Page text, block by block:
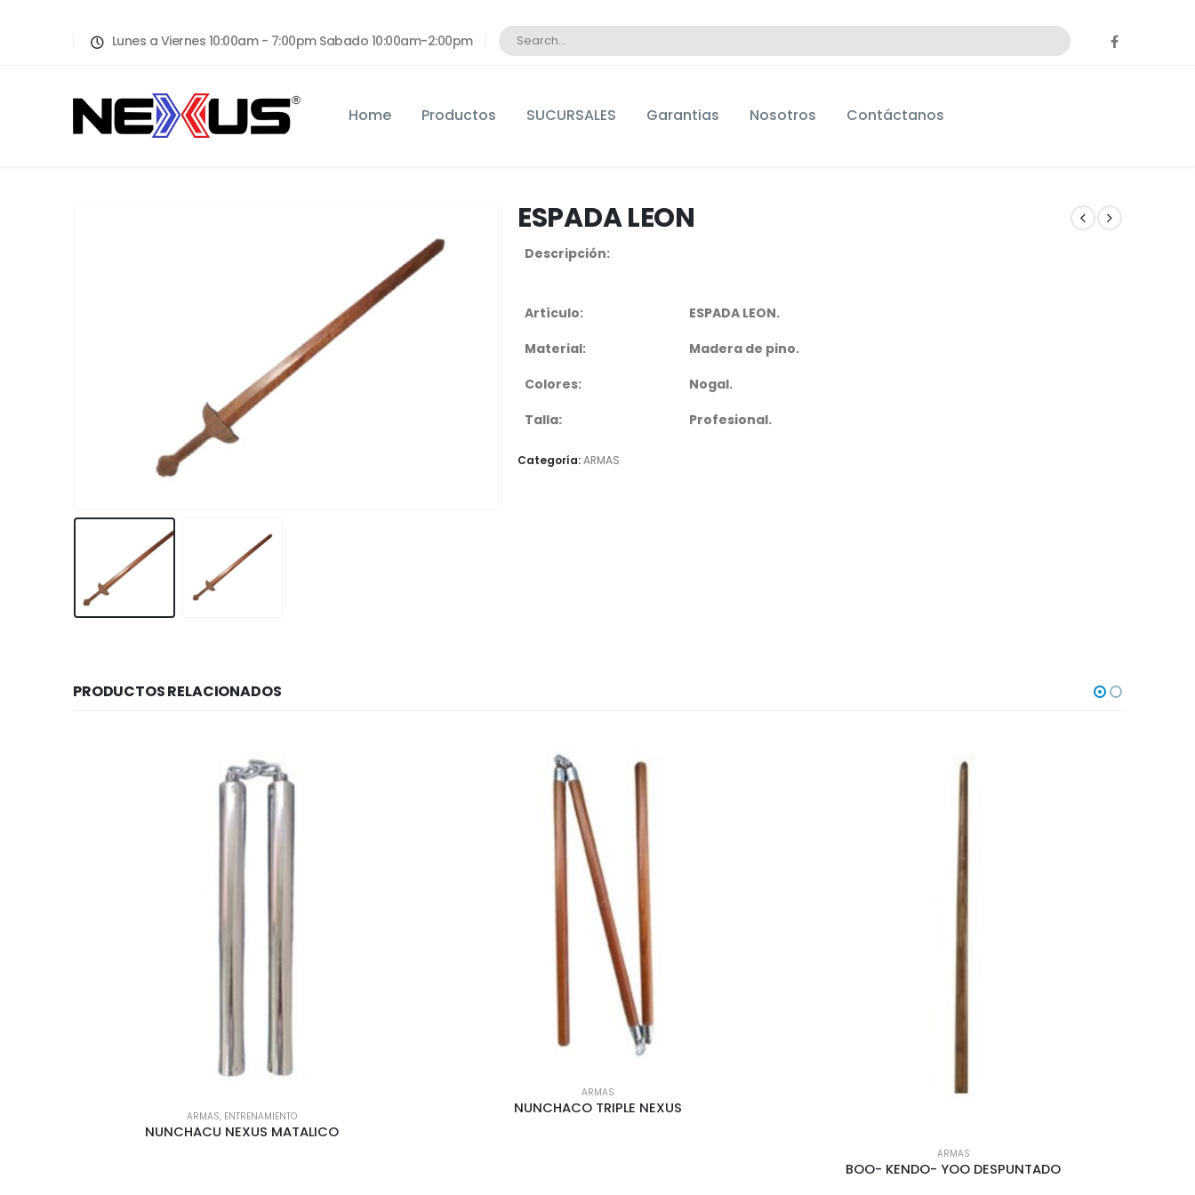
Lunes a Viernes 10:00am - 7:00pm Sabado 10:00am-2:00pm
Home Productos SUCURSALES Garantias Nosotros Contáctanos
ESPADA LEON
Descripción:
Artículo:
ESPADA LEON.
Material:
Madera de pino.
Colores:
Nogal.
Talla:
Profesional.
Categoría:ARMAS
PRODUCTOS RELACIONADOS
ARMAS, ENTRENAMIENTO
NUNCHACU NEXUS MATALICO
ARMAS
NUNCHACO TRIPLE NEXUS
ARMAS
BOO- KENDO- YOO DESPUNTADO